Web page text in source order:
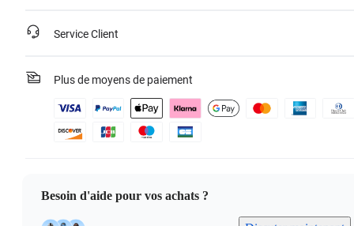
Service Client
Plus de moyens de paiement
Besoin d'aide pour vos achats ?